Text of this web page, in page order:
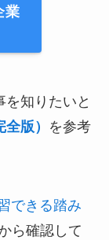
業
を知りたいと
版）
を参考
できる踏み
ら確認して